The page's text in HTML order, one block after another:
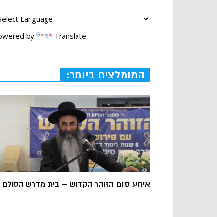
by Translate
המומלצים ביותר:
אירוע סיום הזוהר הקדוש – בית מדרש הסולם